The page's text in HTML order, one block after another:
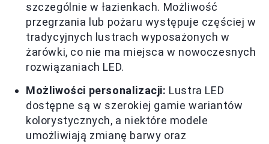
szczególnie w łazienkach. Możliwość
przegrzania lub pożaru występuje częściej w
tradycyjnych lustrach wyposażonych w
żarówki, co nie ma miejsca w nowoczesnych
rozwiązaniach LED.
Możliwości personalizacji: Lustra LED
dostępne są w szerokiej gamie wariantów
kolorystycznych, a niektóre modele
umożliwiają zmianę barwy oraz